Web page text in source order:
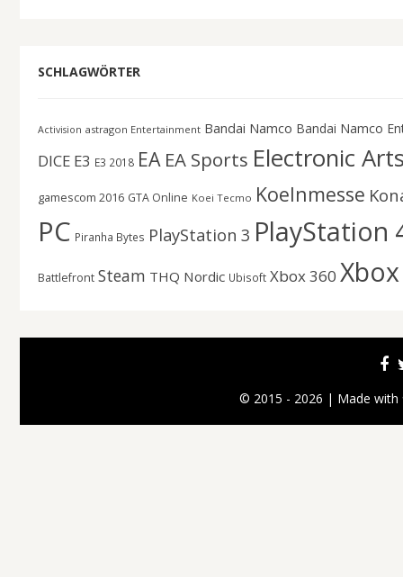
SCHLAGWÖRTER
Activision astragon Entertainment Bandai Namco Bandai Namco
DICE E3 E3 2018 EA EA Sports Electronic
gamescom 2016 GTA Online Koei Tecmo Koelnmesse
PC Piranha Bytes PlayStation 3 PlayStation
Battlefront Steam THQ Nordic Ubisoft Xbox 360
© 2015 - 2026 | Made